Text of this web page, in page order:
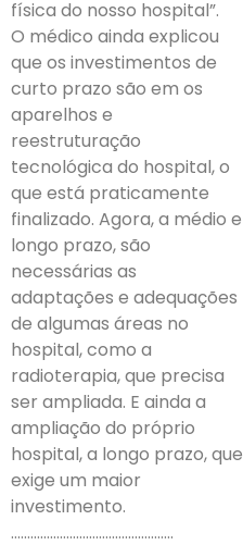
física do nosso hospital”.
O médico ainda explicou
que os investimentos de
curto prazo são em os
aparelhos e
reestruturação
tecnológica do hospital, o
que está praticamente
finalizado. Agora, a médio e
longo prazo, são
necessárias as
adaptações e adequações
de algumas áreas no
hospital, como a
radioterapia, que precisa
ser ampliada. E ainda a
ampliação do próprio
hospital, a longo prazo, que
exige um maior
investimento.
…………………………………………..